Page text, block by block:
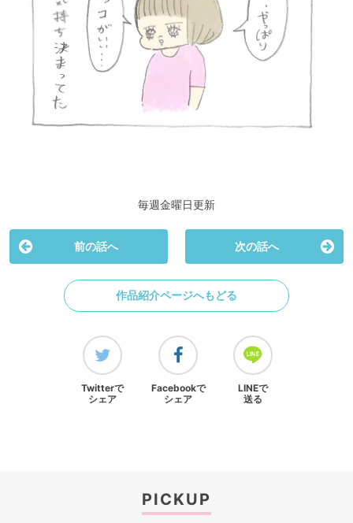
毎週金曜日更新
前の話へ 次の話へ
作品紹介ページへもどる
Twitterで
シェア
Facebookで
シェア
LINEで
送る
PICKUP